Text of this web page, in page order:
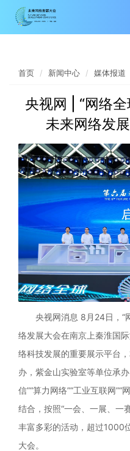
首页 新闻中心 媒体报道
央视网 | “网络
未来网络发
央视网消息 8月24日，“
络发展大会在南京上秦淮国
络科技发展的重要展示平台
办，紫金山实验室等单位承
信”“算力网络”“工业互联网
结合，按照“一会、一展、一
丰富多彩的活动，超过1000
大会。